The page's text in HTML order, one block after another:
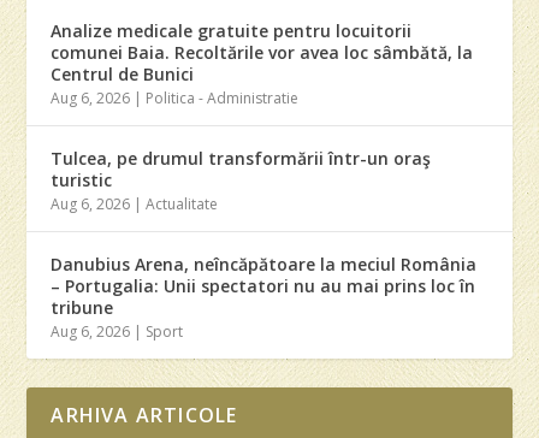
Analize medicale gratuite pentru locuitorii
comunei Baia. Recoltările vor avea loc sâmbătă, la
Centrul de Bunici
Aug 6, 2026 | Politica - Administratie
Tulcea, pe drumul transformării într-un oraş
turistic
Aug 6, 2026 |Actualitate
Danubius Arena, neîncăpătoare la meciul România
– Portugalia: Unii spectatori nu au mai prins loc în
tribune
Aug 6, 2026 | Sport
ARHIVA ARTICOLE